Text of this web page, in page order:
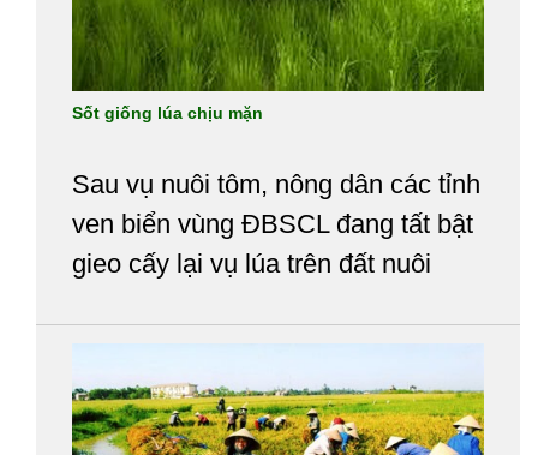
nghiệp về nhận định phát triển lúa
lai.
Sốt giống lúa chịu mặn
Sau vụ nuôi tôm, nông dân các tỉnh
ven biển vùng ĐBSCL đang tất bật
gieo cấy lại vụ lúa trên đất nuôi
cao được nhiều nông dân lựa chọn
để SX dẫn đến sốt giống...